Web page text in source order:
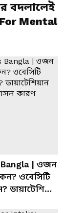
বদলালেই
Mental
| ওজন
ওবেসিটি
ডায়াটেশিয়ান